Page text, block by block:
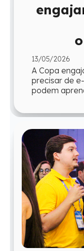
13/05/2026
A Copa
precisar de
podem